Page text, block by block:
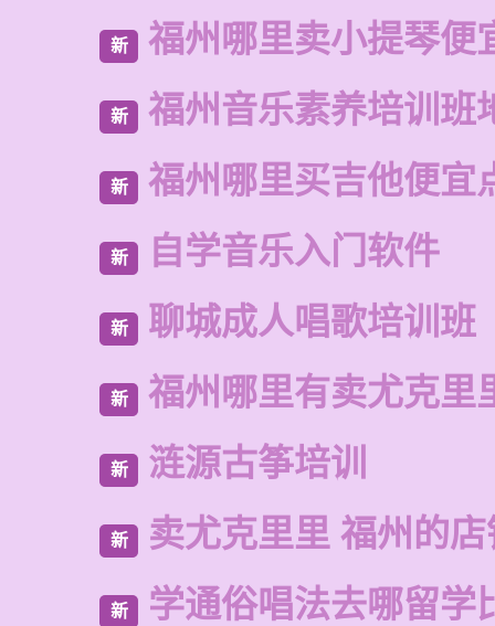
新 福州哪里卖小提琴便
新 福州音乐素养培训班
新 福州哪里买吉他便宜
新 自学音乐入门软件
新 聊城成人唱歌培训班
新 福州哪里有卖尤克里
新 涟源古筝培训
新 卖尤克里里 福州的
新 学通俗唱法去哪留学